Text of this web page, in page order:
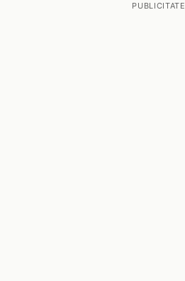
PUBLICITATE